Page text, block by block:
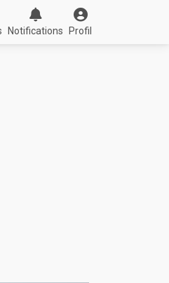
Notifications Profil